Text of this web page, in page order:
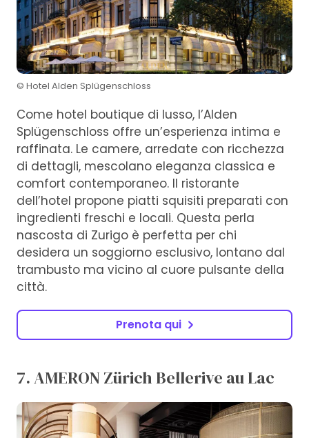
© Hotel Alden Splügenschloss
Come hotel boutique di lusso, l’Alden
Splügenschloss offre un’esperienza intima e
raffinata. Le camere, arredate con ricchezza
di dettagli, mescolano eleganza classica e
comfort contemporaneo. Il ristorante
dell’hotel propone piatti squisiti preparati con
ingredienti freschi e locali. Questa perla
nascosta di Zurigo è perfetta per chi
desidera un soggiorno esclusivo, lontano dal
trambusto ma vicino al cuore pulsante della
città.
Prenota qui
7. AMERON Zürich Bellerive au Lac